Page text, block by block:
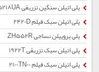
پلی اتیلن سنگین تزریقی 5218UA
پلی اتیلن سبک فیلم 2420D
پلی پروپیلن نساجی ZH552R
پلی اتیلن سبک تزریقی 1922T
پلی اتیلن سبک فیلم 2100TN00